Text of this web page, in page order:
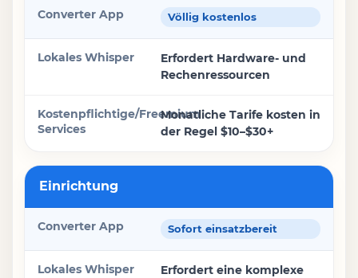
Lokales Whisper
Völlig kostenlos
Erfordert Hardware- und
Rechenressourcen
Monatliche Tarife kosten in
der Regel $10–$30+
Einrichtung
Sofort einsatzbereit
Erfordert eine komplexe